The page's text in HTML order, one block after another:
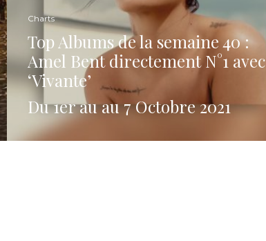
Charts
Top Albums de la semaine 40 :
Amel Bent directement N°1 avec
‘Vivante’
Du 1er au au 7 Octobre 2021